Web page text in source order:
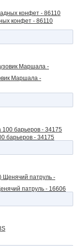
конфет - 86110
Маршала -
барьеров - 34175
патруль - 16606